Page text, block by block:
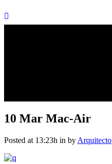
10 Mar Mac-Air
Posted at 13:23h in by Arquitecto